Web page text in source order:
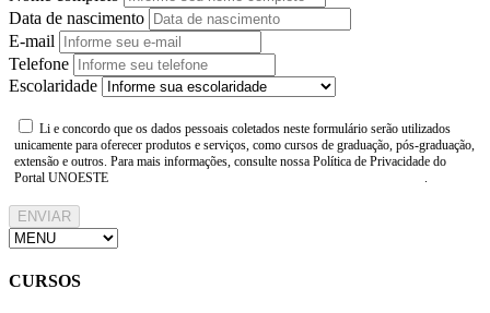
Data de nascimento
E-mail
Telefone
Escolaridade
Li e concordo que os dados pessoais coletados neste formulário serão utilizados
unicamente para oferecer produtos e serviços, como cursos de graduação, pós-graduação,
extensão e outros. Para mais informações, consulte nossa Política de Privacidade do
Portal UNOESTE
ENVIAR
CURSOS